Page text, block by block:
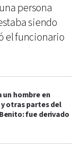
persona
siendo
el funcionario
un hombre en
otras partes del
fue derivado